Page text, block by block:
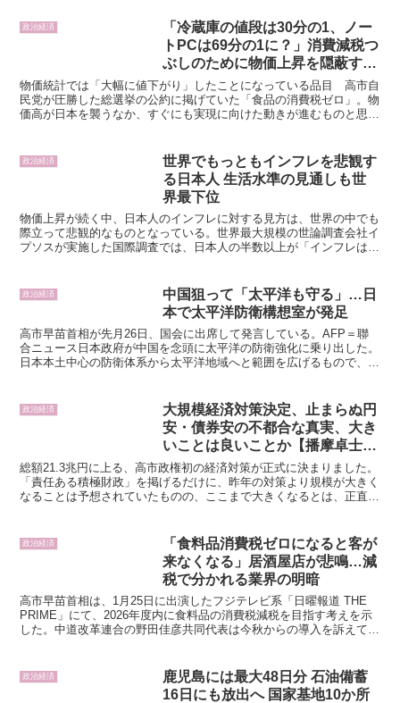
政治経済
「冷蔵庫の値段は30分の1、ノー
トPCは69分の1に？」消費減税つ
ぶしのために物価上昇を隠蔽する
政府発表統計のカラクリ 機能向
上など付加価値上昇分で統計上の
価格に反映する計算
物価統計では「大幅に値下がり」したことになっている品目 高市自
民党が圧勝した総選挙の公約に掲げていた「食品の消費税ゼロ」。物
価高が日本を襲うなか、すぐにも実現に向けた動きが進むものと思っ
政治経済
世界でもっともインフレを悲観す
る日本人 生活水準の見通しも世
界最下位
物価上昇が続く中、日本人のインフレに対する見方は、世界の中でも
際立って悲観的なものとなっている。世界最大規模の世論調査会社イ
プソスが実施した国際調査では、日本人の半数以上が「インフレは通
政治経済
中国狙って「太平洋も守る」…日
本で太平洋防衛構想室が発足
高市早苗首相が先月26日、国会に出席して発言している。AFP＝聯
合ニュース日本政府が中国を念頭に太平洋の防衛強化に乗り出した。
日本本土中心の防衛体系から太平洋地域へと範囲を広げるもので、こ
政治経済
大規模経済対策決定、止まらぬ円
安・債券安の不都合な真実、大き
いことは良いことか【播摩卓士の
経済コラム】
総額21.3兆円に上る、高市政権初の経済対策が正式に決まりました。
「責任ある積極財政」を掲げるだけに、昨年の対策より規模が大きく
なることは予想されていたものの、ここまで大きくなるとは、正直、
政治経済
「食料品消費税ゼロになると客が
来なくなる」居酒屋店が悲鳴…減
税で分かれる業界の明暗
高市早苗首相は、1月25日に出演したフジテレビ系「日曜報道 THE
PRIME」にて、2026年度内に食料品の消費税減税を目指す考えを示
した。中道改革連合の野田佳彦共同代表は今秋からの導入を訴えてい
政治経済
鹿児島には最大48日分 石油備蓄
16日にも放出へ 国家基地10か所